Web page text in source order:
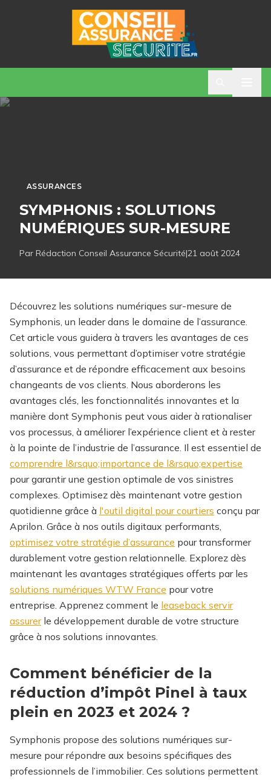
ASSURANCES
SYMPHONIS : SOLUTIONS
NUMÉRIQUES SUR-MESURE
Par Rédaction Conseil Assurance Sécurité|21 août 2024
Découvrez les solutions numériques sur-mesure de
Symphonis, un leader dans le domaine de l’assurance.
Cet article vous guidera à travers les avantages de ces
solutions, vous permettant d’optimiser votre stratégie
d’assurance et de répondre efficacement aux besoins
changeants de vos clients. Nous aborderons les
avantages clés, les fonctionnalités innovantes et la
manière dont Symphonis peut vous aider à rationaliser
vos processus, à améliorer l’expérience client et à rester
à la pointe de l’industrie de l’assurance. Il est essentiel de
comprendre l&rsquo;importance de l&rsquo;expertise
pour garantir une gestion optimale de vos sinistres
complexes. Optimisez dès maintenant votre gestion
quotidienne grâce à l'outil digital pour courtiers conçu par
Aprilon. Grâce à nos outils digitaux performants,
optimisez votre stratégie d’assurance pour transformer
durablement votre gestion relationnelle. Explorez dès
maintenant les avantages stratégiques offerts par les
solutions numériques WTW France pour votre
entreprise. Apprenez comment le leaseback servir
assurerle développement durable de votre structure
grâce à nos solutions innovantes.
Comment bénéficier de la
réduction d’impôt Pinel à taux
plein en 2023 et 2024 ?
Symphonis propose des solutions numériques sur-
mesure pour répondre aux besoins spécifiques des
professionnels de l’immobilier. Ces solutions permettent